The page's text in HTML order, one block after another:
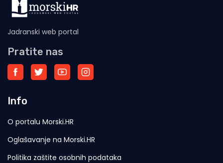
Jadranski web portal
Pratite nas
Info
O portalu Morski.HR
Oglašavanje na Morski.HR
Politika zaštite osobnih podataka